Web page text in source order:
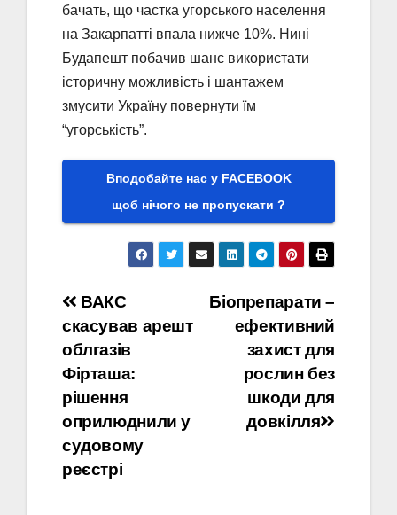
бачать, що частка угорського населення
на Закарпатті впала нижче 10%. Нині
Будапешт побачив шанс використати
історичну можливість і шантажем
змусити Україну повернути їм
“угорськість”.
Вподобайте нас у FACEBOOK
щоб нічого не пропускати ?
Навігація
записів
Біопрепарати –
ефективний
захист для
рослин без
шкоди для
довкілля
ВАКС
скасував арешт
облгазів
Фірташа:
рішення
оприлюднили у
судовому
реєстрі